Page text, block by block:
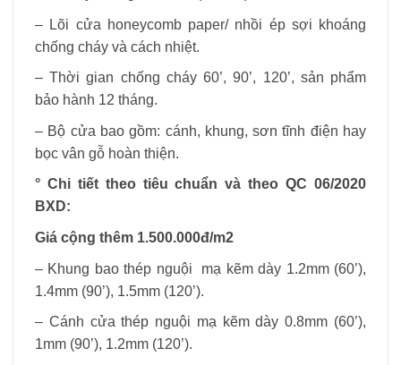
– Lõi cửa honeycomb paper/ nhồi ép sợi khoáng
chống cháy và cách nhiệt.
– Thời gian chống cháy 60’, 90’, 120’, sản phẩm
bảo hành 12 tháng.
– Bộ cửa bao gồm: cánh, khung, sơn tĩnh điện hay
bọc vân gỗ hoàn thiện.
° Chi tiết theo tiêu chuẩn và theo QC 06/2020
BXD:
Giá cộng thêm 1.500.000đ/m2
– Khung bao thép nguội mạ kẽm dày 1.2mm (60’),
1.4mm (90’), 1.5mm (120’).
– Cánh cửa thép nguội mạ kẽm dày 0.8mm (60’),
1mm (90’), 1.2mm (120’).